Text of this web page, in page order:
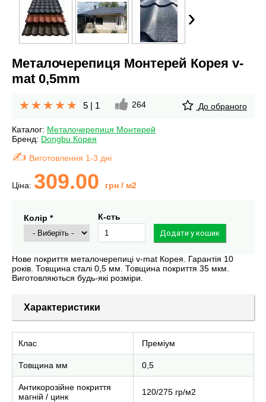
›
Металочерепиця Монтерей Корея v-
mat 0,5mm
5 | 1 264 До обраного
Каталог: Металочерепиця Монтерей
Бренд: Dongbu Корея
Виготовлення 1-3 дні
Ціна: 309.00 грн / м2
Колір * К-сть
Нове покриття металочерепиці v-mat Корея. Гарантія 10
років. Товщина сталі 0,5 мм. Товщина покриття 35 мкм.
Виготовляються будь-які розміри.
Характеристики
Клас Преміум
Товщина мм 0,5
Антикорозійне покриття
магній / цинк
120/275 гр/м2